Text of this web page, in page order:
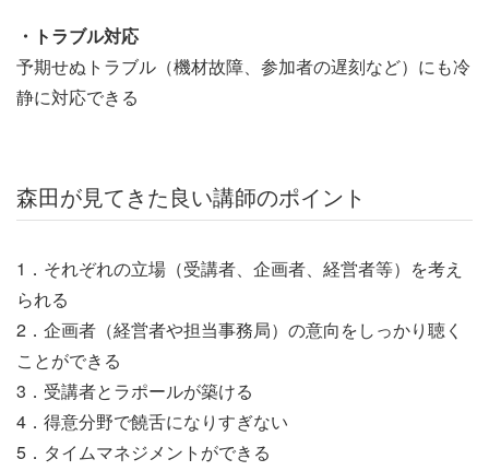
・トラブル対応
予期せぬトラブル（機材故障、参加者の遅刻など）にも冷
静に対応できる
森田が見てきた良い講師のポイント
1．それぞれの立場（受講者、企画者、経営者等）を考え
られる
2．企画者（経営者や担当事務局）の意向をしっかり聴く
ことができる
3．受講者とラポールが築ける
4．得意分野で饒舌になりすぎない
5．タイムマネジメントができる